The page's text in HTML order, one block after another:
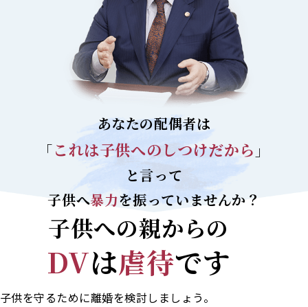
あなたの配偶者は
「これは子供へのしつけだから 」
と言って
子供へ暴力を振っていませんか？
子供への親からの
DVは虐待です
子供を守るために離婚を検討しましょう。